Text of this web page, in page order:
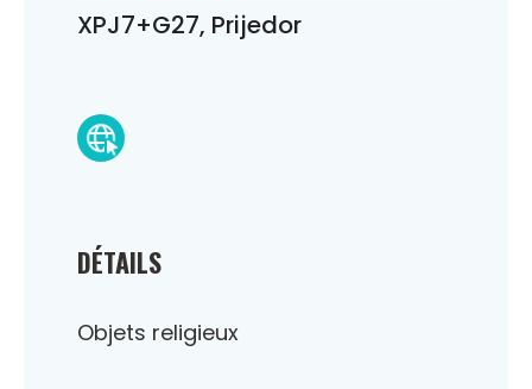
DÉTAILS
Objets religieux
XPJ7+G27, Prijedor